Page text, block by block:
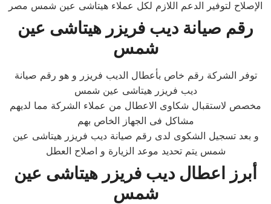
الإصلاح لتوفير الدعم اللازم لكل عملاء هيتاشى عين شمس مصر
رقم صيانة ديب فريزر هيتاشى عين
شمس
توفر الشركة رقم خاص بأعطال الديب فريزر و هو رقم صيانة
ديب فريزر هيتاشى عين شمس
مخصص لاستقبال شكاوى الاعطال من عملاء الشركة مما لديهم
مشاكل فى الجهاز الخاص بهم
و بعد تسجيل الشكوى لدى رقم صيانة ديب فريزر هيتاشى عين
شمس يتم تحديد موعد الزيارة و اصلاح العطل
أبرز اعطال ديب فريزر هيتاشى عين
شمس